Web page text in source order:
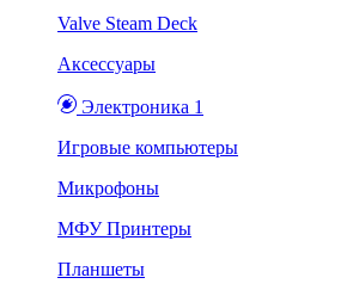
Valve Steam Deck
Аксессуары
Электроника 1
Игровые компьютеры
Микрофоны
МФУ Принтеры
Планшеты